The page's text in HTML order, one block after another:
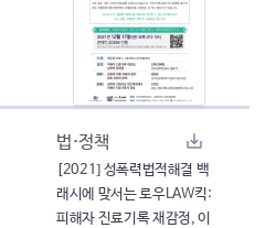
법·정책
[2021] 성폭력법적해결 백
래시에 맞서는 로우LAW킥:
피해자 진료기록 재감정, 이